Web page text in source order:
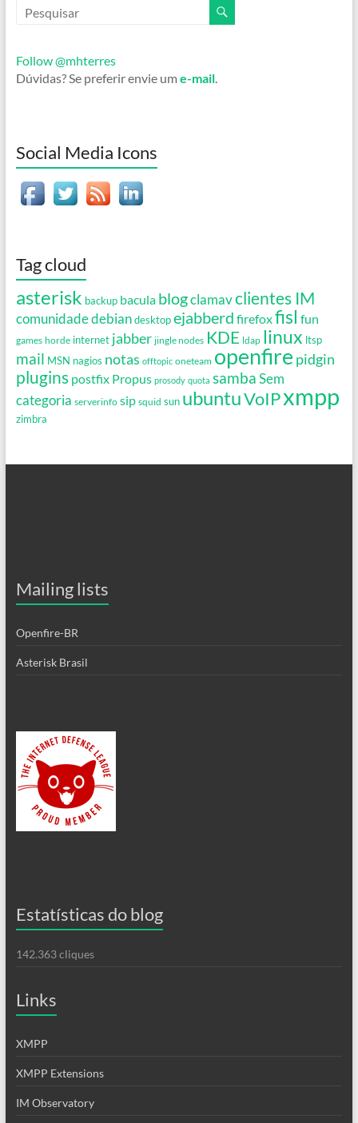
Follow @mhterres
Dúvidas? Se preferir envie ume-mail.
Social Media Icons
Tag cloud
asterisk backup bacula blogclamavclientes IM
comunidadedebian desktop ejabberd firefoxfisl fun
games horde internet jabber jingle nodes KDE ldap linux ltsp
mail MSN nagios notas offtopic oneteam openfire pidgin
plugins postfix Propus prosody quota samba Sem
categoria serverinfo sip squid sun ubuntuVoIPxmpp
zimbra
Mailing lists
Openfire-BR
Asterisk Brasil
Estatísticas do blog
142.363 cliques
Links
XMPP
XMPP Extensions
IM Observatory